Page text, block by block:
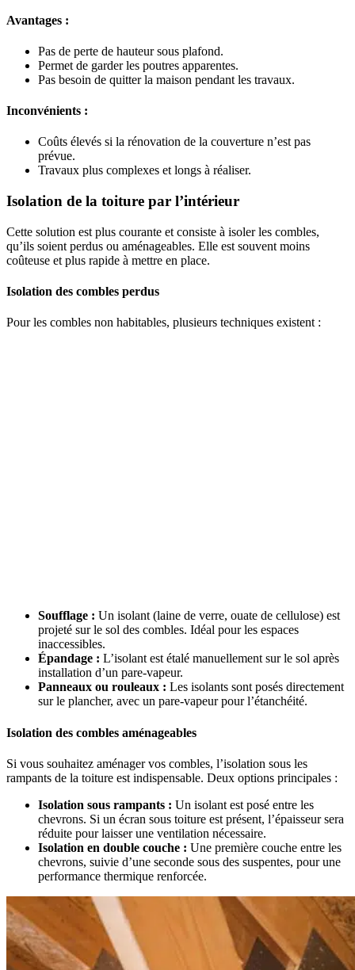
Avantages :
Pas de perte de hauteur sous plafond.
Permet de garder les poutres apparentes.
Pas besoin de quitter la maison pendant les travaux.
Inconvénients :
Coûts élevés si la rénovation de la couverture n’est pas
prévue.
Travaux plus complexes et longs à réaliser.
Isolation de la toiture par l’intérieur
Cette solution est plus courante et consiste à isoler les combles,
qu’ils soient perdus ou aménageables. Elle est souvent moins
coûteuse et plus rapide à mettre en place.
Isolation des combles perdus
Pour les combles non habitables, plusieurs techniques existent :
Soufflage : Un isolant (laine de verre, ouate de cellulose) est
projeté sur le sol des combles. Idéal pour les espaces
inaccessibles.
Épandage : L’isolant est étalé manuellement sur le sol après
installation d’un pare-vapeur.
Panneaux ou rouleaux : Les isolants sont posés directement
sur le plancher, avec un pare-vapeur pour l’étanchéité.
Isolation des combles aménageables
Si vous souhaitez aménager vos combles, l’isolation sous les
rampants de la toiture est indispensable. Deux options principales :
Isolation sous rampants : Un isolant est posé entre les
chevrons. Si un écran sous toiture est présent, l’épaisseur sera
réduite pour laisser une ventilation nécessaire.
Isolation en double couche : Une première couche entre les
chevrons, suivie d’une seconde sous des suspentes, pour une
performance thermique renforcée.